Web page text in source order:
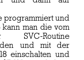
programmiert und
man die vom
Routine
und mit der
einschalten und